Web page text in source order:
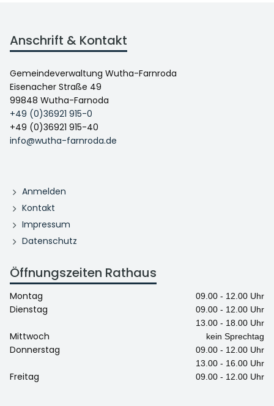
Anschrift & Kontakt
Gemeindeverwaltung Wutha-Farnroda
Eisenacher Straße 49
99848 Wutha-Farnoda
+49 (0)36921 915-0
+49 (0)36921 915-40
info@wutha-farnroda.de
Anmelden
Kontakt
Impressum
Datenschutz
Öffnungszeiten Rathaus
Montag 09.00 - 12.00 Uhr
Dienstag
09.00 - 12.00 Uhr
13.00 - 18.00 Uhr
Mittwoch kein Sprechtag
Donnerstag
09.00 - 12.00 Uhr
13.00 - 16.00 Uhr
Freitag 09.00 - 12.00 Uhr